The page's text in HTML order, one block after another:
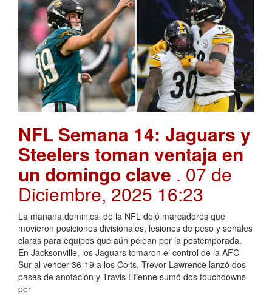
NFL Semana 14: Jaguars y
Steelers toman ventaja en
un domingo clave . 07 de
Diciembre, 2025 16:23
La mañana dominical de la NFL dejó marcadores que
movieron posiciones divisionales, lesiones de peso y señales
claras para equipos que aún pelean por la postemporada.
En Jacksonville, los Jaguars tomaron el control de la AFC
Sur al vencer 36-19 a los Colts. Trevor Lawrence lanzó dos
pases de anotación y Travis Etienne sumó dos touchdowns
por